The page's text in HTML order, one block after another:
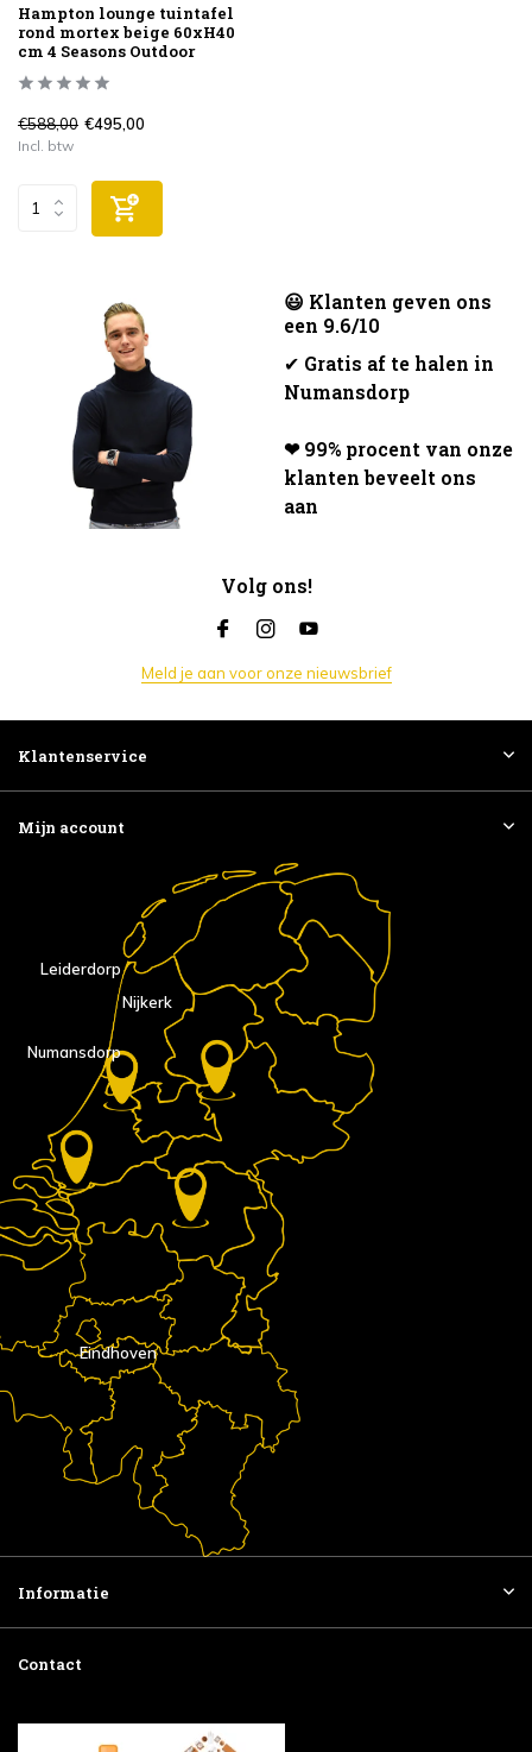
Hampton lounge tuintafel
rond mortex beige 60xH40
cm 4 Seasons Outdoor
€588,00 €495,00
Incl. btw
😃 Klanten geven ons
een 9.6/10
✔ Gratis af te halen in
Numansdorp
❤ 99% procent van onze
klanten beveelt ons
aan
Volg ons!
Meld je aan voor onze nieuwsbrief
Klantenservice
Mijn account
Eindhoven
Nijkerk
Numansdorp
Leiderdorp
Informatie
Contact